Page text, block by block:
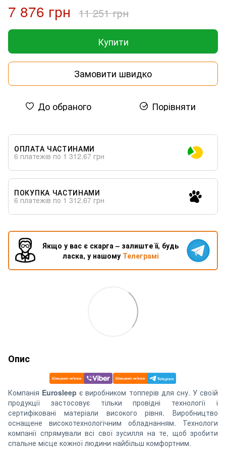
7 876 грн 11 251 грн
Купити
Замовити швидко
До обраного Порівняти
ОПЛАТА ЧАСТИНАМИ
6 платежів по 1 312.67 грн
ПОКУПКА ЧАСТИНАМИ
6 платежів по 1 312.67 грн
Якщо у вас є скарга – залиште її, будь
ласка, у нашому Телеграмі
Опис
Компанія Eurosleepє виробником топперів для сну. У своїй
продукції застосовує тільки провідні технології і
сертифіковані матеріали високого рівня. Виробництво
оснащене високотехнологічним обладнанням. Технологи
компанії спрямували всі свої зусилля на те, щоб зробити
спальне місце кожної людини найбільш комфортним.